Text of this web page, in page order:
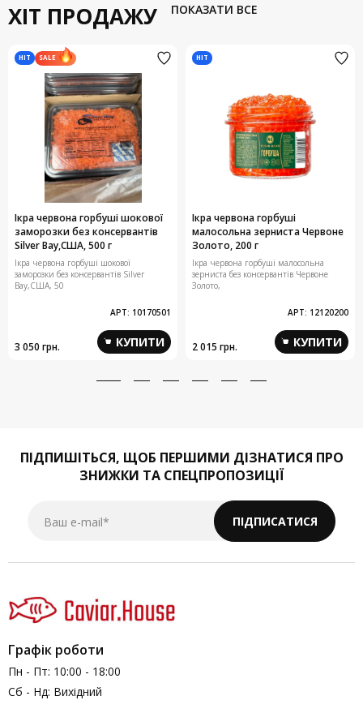
ХІТ ПРОДАЖУ ПОКАЗАТИ ВСЕ
HIT SALE
Ікра червона горбуші шокової
заморозки без консервантів
Silver Bay,США, 500 г
Ікра червона горбуші шокової
заморозки без консервантів Silver
Bay,США, 50
АРТ: 10170501
3 050 грн. КУПИТИ
HIT
Ікра червона горбуші
малосольна зерниста Червоне
Золото, 200 г
Ікра червона горбуші малосольна
зерниста без консервантів Червоне
Золото,
АРТ: 12120200
2 015 грн. КУПИТИ
ПІДПИШІТЬСЯ, ЩОБ ПЕРШИМИ ДІЗНАТИСЯ ПРО
ЗНИЖКИ ТА СПЕЦПРОПОЗИЦІЇ
Ваш e-mail* ПІДПИСАТИСЯ
Графік роботи
Пн - Пт: 10:00 - 18:00
Сб - Нд: Вихідний